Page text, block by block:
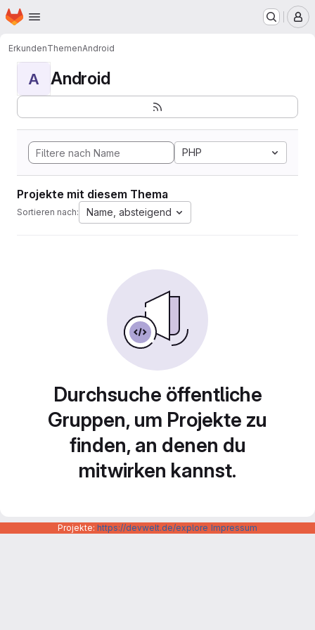
Zum Hauptinhalt springen
Startseite
ErkundenThemenAndroid
A Android
PHP
Projekte mit diesem Thema
Sortieren nach: Name, absteigend
Durchsuche öffentliche
Gruppen, um Projekte zu
finden, an denen du
mitwirken kannst.
Projekte: https://devwelt.de/explore Impressum